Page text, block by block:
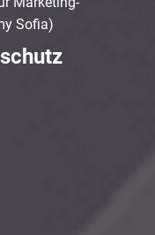
Sofia)